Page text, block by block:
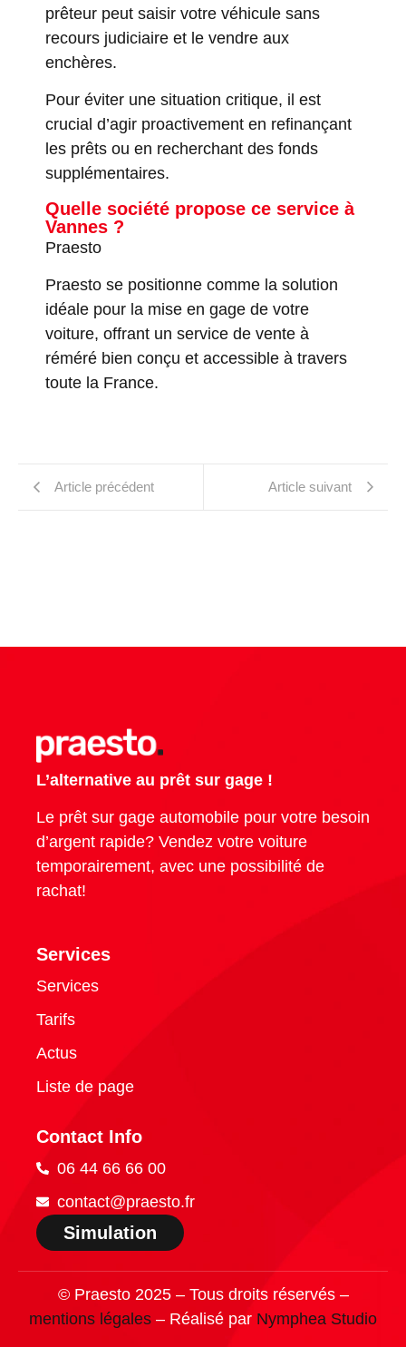
prêteur peut saisir votre véhicule sans
recours judiciaire et le vendre aux
enchères.
Pour éviter une situation critique, il est
crucial d’agir proactivement en refinançant
les prêts ou en recherchant des fonds
supplémentaires.
Quelle société propose ce service à
Vannes ?
Praesto
Praesto se positionne comme la solution
idéale pour la mise en gage de votre
voiture, offrant un service de vente à
réméré bien conçu et accessible à travers
toute la France.
Article précédent Article suivant
L’alternative au prêt sur gage !
Le prêt sur gage automobile pour votre besoin
d’argent rapide? Vendez votre voiture
temporairement, avec une possibilité de
rachat!
Services
Services
Tarifs
Actus
Liste de page
Contact Info
06 44 66 66 00
contact@praesto.fr
Simulation
© Praesto 2025 – Tous droits réservés –
mentions légales – Réalisé par Nymphea Studio